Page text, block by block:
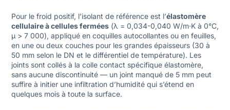
Pour le froid positif, l’isolant de référence est l’élastomère
cellulaire à cellules fermées(λ = 0,034-0,040 W/m·K à 0°C,
μ > 7 000), appliqué en coquilles autocollantes ou en feuilles,
en une ou deux couches pour les grandes épaisseurs (30 à
50 mm selon le DN et le différentiel de température). Les
joints sont collés à la colle contact spécifique élastomère,
sans aucune discontinuité — un joint manqué de 5 mm peut
suffire à initier une infiltration d’humidité qui s’étend en
quelques mois à toute la surface.